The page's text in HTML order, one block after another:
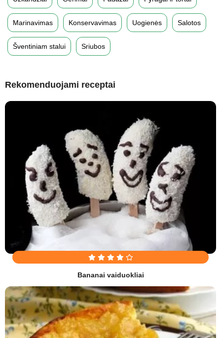
Marinavimas Konservavimas Uogienės Salotos
Šventiniam stalui Sriubos
Rekomenduojami receptai
Bananai vaiduokliai